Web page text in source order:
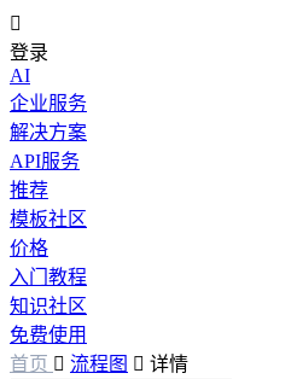

登录
AI
企业服务
解决方案
API服务
推荐
模板社区
价格
入门教程
知识社区
免费使用
首页  流程图  详情